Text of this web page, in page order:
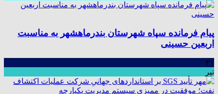
پیام فرمانده سپاه شهرستان بندرماهشهر به مناسبت
اربعین حسینی
۳۱
تیر